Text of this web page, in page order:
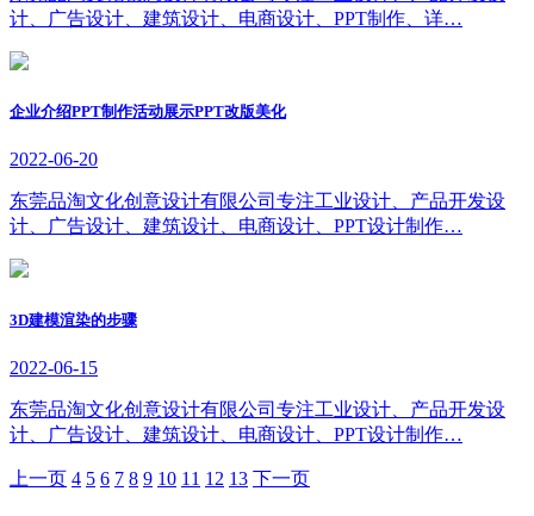
计、广告设计、建筑设计、电商设计、PPT制作、详…
企业介绍PPT制作活动展示PPT改版美化
2022-06-20
东莞品淘文化创意设计有限公司专注工业设计、产品开发设
计、广告设计、建筑设计、电商设计、PPT设计制作…
3D建模渲染的步骤
2022-06-15
东莞品淘文化创意设计有限公司专注工业设计、产品开发设
计、广告设计、建筑设计、电商设计、PPT设计制作…
上一页 4 5 6 7 8 9 10 11 12 13 下一页